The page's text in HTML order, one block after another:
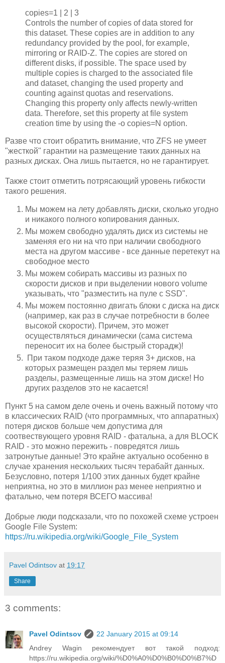
copies=1 | 2 | 3
Controls the number of copies of data stored for
this dataset. These copies are in addition to any
redundancy provided by the pool, for example,
mirroring or RAID-Z. The copies are stored on
different disks, if possible. The space used by
multiple copies is charged to the associated file
and dataset, changing the used property and
counting against quotas and reservations.
Changing this property only affects newly-written
data. Therefore, set this property at file system
creation time by using the -o copies=N option.
Разве что стоит обратить внимание, что ZFS не умеет
"жесткой" гарантии на размещение таких данных на
разных дисках. Она лишь пытается, но не гарантирует.
Также стоит отметить потрясающий уровень гибкости
такого решения.
Мы можем на лету добавлять диски, сколько угодно
и никакого полного копирования данных.
Мы можем свободно удалять диск из системы не
заменяя его ни на что при наличии свободного
места на другом массиве - все данные перетекут на
свободное место
Мы можем собирать массивы из разных по
скорости дисков и при выделении нового volume
указывать, что "разместить на пуле с SSD".
Мы можем постоянно двигать блоки с диска на диск
(например, как раз в случае потребности в более
высокой скорости). Причем, это может
осуществляться динамически (сама система
переносит их на более быстрый сторадж)!
При таком подходе даже теряя 3+ дисков, на
которых размещен раздел мы теряем лишь
разделы, размещенные лишь на этом диске! Но
других разделов это не касается!
Пункт 5 на самом деле очень и очень важный потому что
в классических RAID (что программных, что аппаратных)
потеря дисков больше чем допустима для
соотвествующего уровня RAID - фатальна, а для BLOCK
RAID - это можно пережить - повредятся лишь
затронутые данные! Это крайне актуально особенно в
случае хранения нескольких тысяч терабайт данных.
Безусловно, потеря 1/100 этих данных будет крайне
неприятна, но это в миллион раз менее неприятно и
фатально, чем потеря ВСЕГО массива!
Добрые люди подсказали, что по похожей схеме устроен
Google File System:
https://ru.wikipedia.org/wiki/Google_File_System
Pavel Odintsov at 19:17
Share
3 comments:
Pavel Odintsov
22 January 2015 at 09:14
Andrey Wagin рекомендует вот такой подход:
https://ru.wikipedia.org/wiki/%D0%A0%D0%B0%D0%B7%D